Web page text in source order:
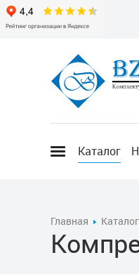
Каталог
Главная Каталог